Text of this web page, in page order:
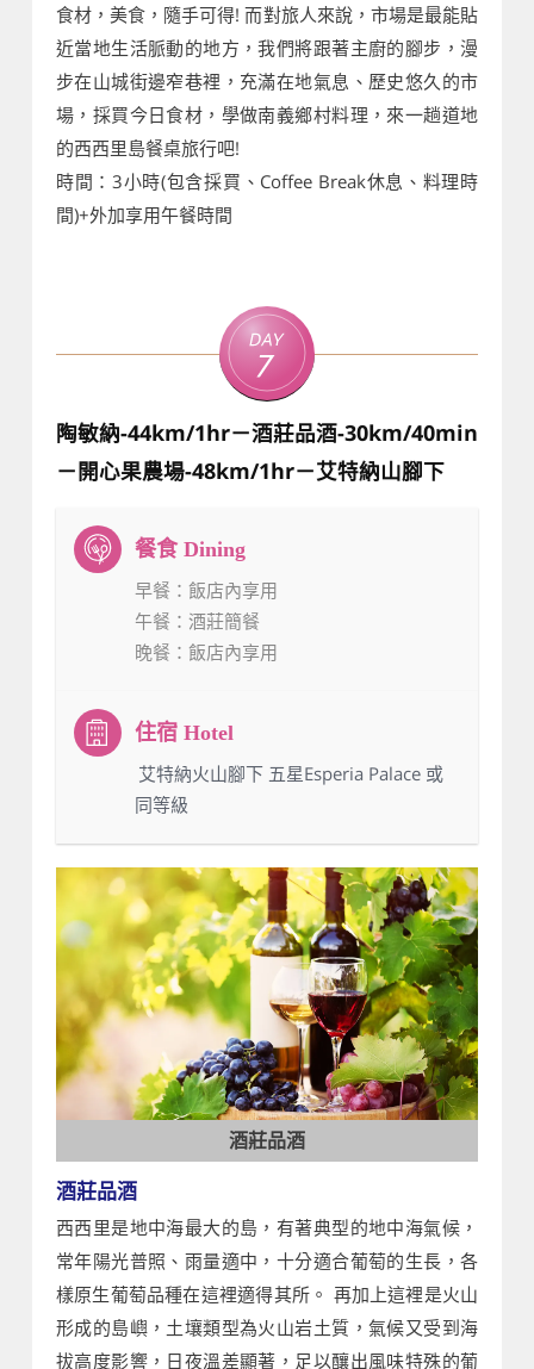
食材，美食，隨手可得! 而對旅人來說，市場是最能貼
近當地生活脈動的地方，我們將跟著主廚的腳步，漫
步在山城街邊窄巷裡，充滿在地氣息、歷史悠久的市
場，採買今日食材，學做南義鄉村料理，來一趟道地
的西西里島餐桌旅行吧!
時間：3小時(包含採買、Coffee Break休息、料理時
間)+外加享用午餐時間
Day
7
陶敏納-44km/1hr－酒莊品酒-30km/40min
－開心果農場-48km/1hr－艾特納山腳下
早餐 ：飯店內享用
午餐 ：酒莊簡餐
晚餐 ：飯店內享用
：艾特納火山腳下 五星Esperia Palace 或
同等級
酒莊品酒
酒莊品酒
西西里是地中海最大的島，有著典型的地中海氣候，
常年陽光普照、雨量適中，十分適合葡萄的生長，各
樣原生葡萄品種在這裡適得其所。 再加上這裡是火山
形成的島嶼，土壤類型為火山岩土質，氣候又受到海
拔高度影響，日夜溫差顯著，足以釀出風味特殊的葡